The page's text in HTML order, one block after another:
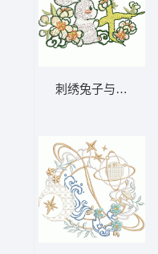
刺绣兔子与花枝图案